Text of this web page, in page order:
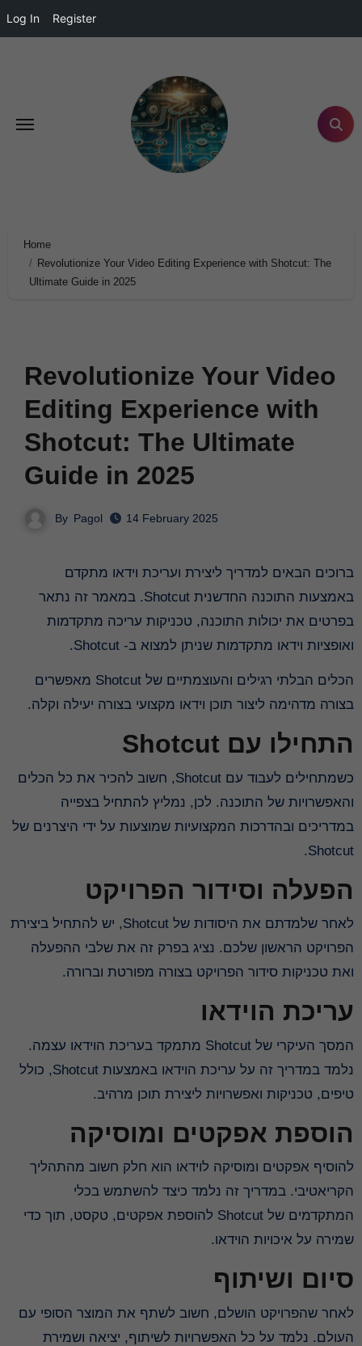
Log In Register
Home
Revolutionize Your Video Editing Experience with Shotcut: The
Ultimate Guide in 2025
Revolutionize Your Video
Editing Experience with
Shotcut: The Ultimate
Guide in 2025
By Pagol 14 February 2025
ברוכים הבאים למדריך ליצירת ועריכת וידאו מתקדם
באמצעות התוכנה החדשנית Shotcut. במאמר זה נתאר
בפרטים את יכולות התוכנה, טכניקות עריכה מתקדמות
ואופציות וידאו מתקדמות שניתן למצוא ב- Shotcut.
הכלים הבלתי רגילים והעוצמתיים של Shotcut מאפשרים
בצורה מדהימה ליצור תוכן וידאו מקצועי בצורה יעילה וקלה.
התחילו עם Shotcut
כשמתחילים לעבוד עם Shotcut, חשוב להכיר את כל הכלים
והאפשרויות של התוכנה. לכן, נמליץ להתחיל בצפייה
במדריכים ובהדרכות המקצועיות שמוצעות על ידי היצרנים של
Shotcut.
הפעלה וסידור הפרויקט
לאחר שלמדתם את היסודות של Shotcut, יש להתחיל ביצירת
הפרויקט הראשון שלכם. נציג בפרק זה את שלבי ההפעלה
ואת טכניקות סידור הפרויקט בצורה מפורטת וברורה.
עריכת הוידאו
המסך העיקרי של Shotcut מתמקד בעריכת הוידאו עצמה.
נלמד במדריך זה על עריכת הוידאו באמצעות Shotcut, כולל
טיפים, טכניקות ואפשרויות ליצירת תוכן מרהיב.
הוספת אפקטים ומוסיקה
להוסיף אפקטים ומוסיקה לוידאו הוא חלק חשוב מהתהליך
הקריאטיבי. במדריך זה נלמד כיצד להשתמש בכלי
המתקדמים של Shotcut להוספת אפקטים, טקסט, תוך כדי
שמירה על איכויות הוידאו.
סיום ושיתוף
לאחר שהפרויקט הושלם, חשוב לשתף את המוצר הסופי עם
העולם. נלמד על כל האפשרויות לשיתוף, יציאה ושמירת